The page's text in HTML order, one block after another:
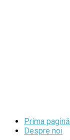
Prima pagină
Despre noi